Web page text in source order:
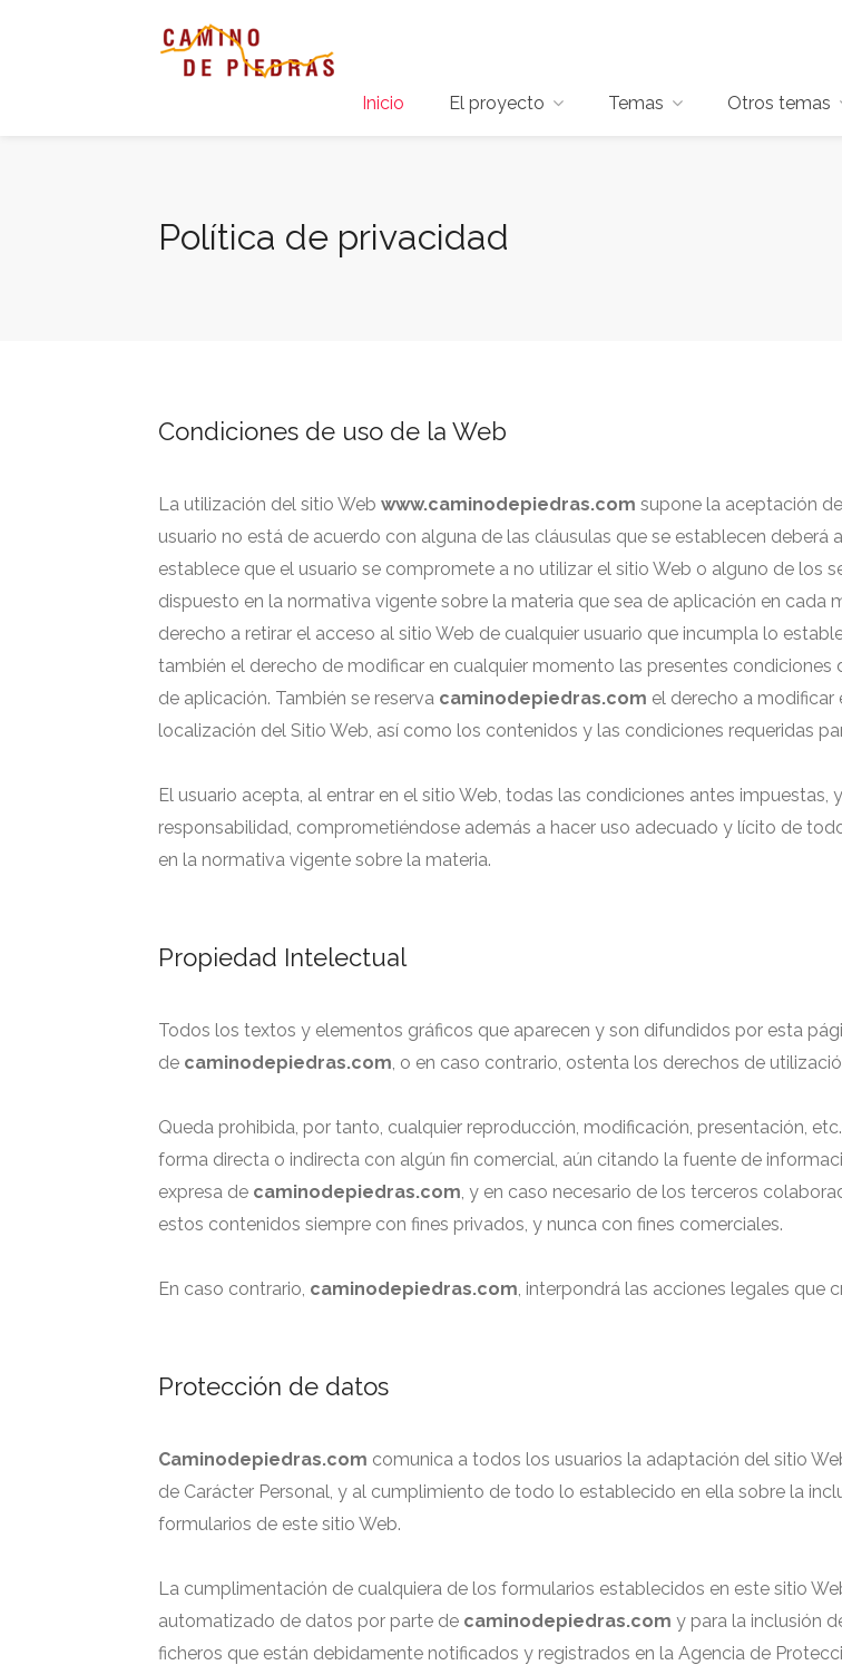
Inicio El proyecto Temas Otros temas
Política de privacidad
Condiciones de uso de la Web
La utilización del sitio Web www.caminodepiedras.com supone la aceptación
usuario no está de acuerdo con alguna de las cláusulas que se establecen
establece que el usuario se compromete a no utilizar el sitio Web o alguno de los
dispuesto en la normativa vigente sobre la materia que sea de aplicación en cada
derecho a retirar el acceso al sitio Web de cualquier usuario que incumpla lo
también el derecho de modificar en cualquier momento las presentes
de aplicación. También se reserva caminodepiedras.com el derecho a
localización del Sitio Web, así como los contenidos y las condiciones requeridas
El usuario acepta, al entrar en el sitio Web, todas las condiciones antes
responsabilidad, comprometiéndose además a hacer uso adecuado y lícito de
en la normativa vigente sobre la materia.
Propiedad Intelectual
Todos los textos y elementos gráficos que aparecen y son difundidos por esta
de caminodepiedras.com, o en caso contrario, ostenta los derechos de
Queda prohibida, por tanto, cualquier reproducción, modificación, presentación,
forma directa o indirecta con algún fin comercial, aún citando la fuente de
expresa de caminodepiedras.com, y en caso necesario de los terceros
estos contenidos siempre con fines privados, y nunca con fines comerciales.
En caso contrario, caminodepiedras.com, interpondrá las acciones legales que
Protección de datos
Caminodepiedras.com comunica a todos los usuarios la adaptación del sitio
de Carácter Personal, y al cumplimiento de todo lo establecido en ella sobre la
formularios de este sitio Web.
La cumplimentación de cualquiera de los formularios establecidos en este sitio
automatizado de datos por parte de caminodepiedras.com y para la inclusión
ficheros que están debidamente notificados y registrados en la Agencia de